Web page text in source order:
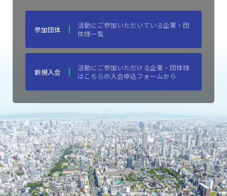
参加団体
活動にご参加いただいている企業・団
体様一覧
新規入会
活動にご参加いただける企業・団体様
はこちらの入会申込フォームから